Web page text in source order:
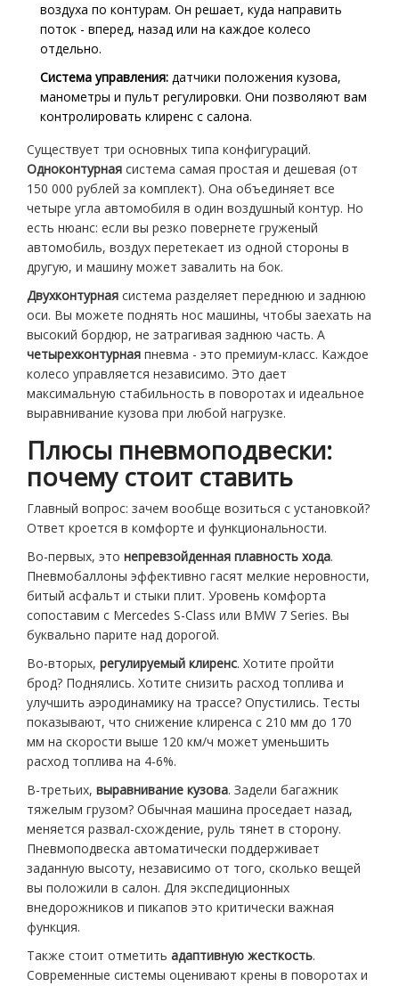
воздуха по контурам. Он решает, куда направить
поток - вперед, назад или на каждое колесо
отдельно.
Система управления: датчики положения кузова,
манометры и пульт регулировки. Они позволяют вам
контролировать клиренс с салона.
Существует три основных типа конфигураций.
Одноконтурная система самая простая и дешевая (от
150 000 рублей за комплект). Она объединяет все
четыре угла автомобиля в один воздушный контур. Но
есть нюанс: если вы резко повернете груженый
автомобиль, воздух перетекает из одной стороны в
другую, и машину может завалить на бок.
Двухконтурная система разделяет переднюю и заднюю
оси. Вы можете поднять нос машины, чтобы заехать на
высокий бордюр, не затрагивая заднюю часть. А
четырехконтурная пневма - это премиум-класс. Каждое
колесо управляется независимо. Это дает
максимальную стабильность в поворотах и идеальное
выравнивание кузова при любой нагрузке.
Плюсы пневмоподвески:
почему стоит ставить
Главный вопрос: зачем вообще возиться с установкой?
Ответ кроется в комфорте и функциональности.
Во-первых, это непревзойденная плавность хода.
Пневмобаллоны эффективно гасят мелкие неровности,
битый асфальт и стыки плит. Уровень комфорта
сопоставим с Mercedes S-Class или BMW 7 Series. Вы
буквально парите над дорогой.
Во-вторых, регулируемый клиренс. Хотите пройти
брод? Поднялись. Хотите снизить расход топлива и
улучшить аэродинамику на трассе? Опустились. Тесты
показывают, что снижение клиренса с 210 мм до 170
мм на скорости выше 120 км/ч может уменьшить
расход топлива на 4-6%.
В-третьих, выравнивание кузова. Задели багажник
тяжелым грузом? Обычная машина проседает назад,
меняется развал-схождение, руль тянет в сторону.
Пневмоподвеска автоматически поддерживает
заданную высоту, независимо от того, сколько вещей
вы положили в салон. Для экспедиционных
внедорожников и пикапов это критически важная
функция.
Также стоит отметить адаптивную жесткость.
Современные системы оценивают крены в поворотах и